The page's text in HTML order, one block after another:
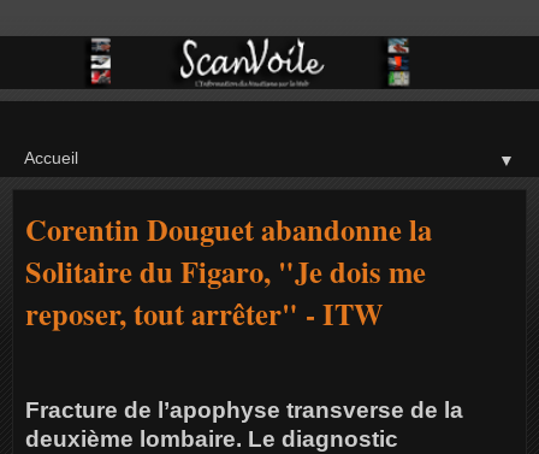
▼
Corentin Douguet abandonne la
Solitaire du Figaro, "Je dois me
reposer, tout arrêter" - ITW
Fracture de l’apophyse transverse de la
deuxième lombaire. Le diagnostic